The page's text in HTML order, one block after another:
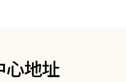
心地址